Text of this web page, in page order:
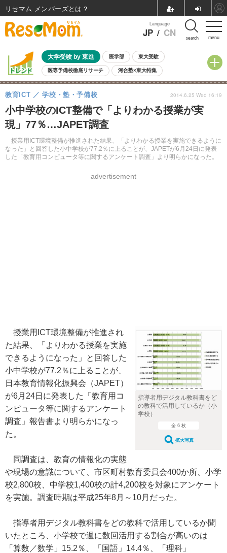
menu
Language
JP / CN search
大学受験 by 東進 医学部 東大受験
医専予備校徹底リサーチ 河合塾×東大特集
親子で考える大学選び 高校受験 中学受験 小学校受験
共通テスト 夏休み 8月開催学校説明会・相談会
8月開催イベント・WS 全国公立高校 過去問 人気記事
自由研究教材（小学生向け） 自由研究教材（中学生向け）
小中学校のICT整備で「よりわかる授業が実
現」77％…JAPET調査
授業用ICT環境整備が推進された結果、「よりわかる授業を実施できるように
なった」と回答した小中学校が77.2％に上ることが、JAPETが6月24日に発表
した「教育用コンピュータ等に関するアンケート調査」より明らかになった。
教育ICT 学校・塾・予備校
advertisement
2014.6.25 Wed 16:19
指導者用デジタル教科書をど
の教科で活用しているか（小
学校）
全 6 枚
拡大写真
授業用ICT環境整備が推進され
た結果、「よりわかる授業を実施
できるようになった」と回答した
小中学校が77.2％に上ることが、
日本教育情報化振興会（JAPET）
が6月24日に発表した「教育用コ
ンピュータ等に関するアンケート
調査」報告書より明らかになっ
た。
同調査は、教育の情報化の実態
や現場の意識について、市区町村教育委員会400か所、小学
校2,800校、中学校1,400校の計4,200校を対象にアンケート
を実施。調査時期は平成25年8月～10月だった。
指導者用デジタル教科書をどの教科で活用しているか聞
いたところ、小学校で週に数回活用する割合が高いのは
「算数／数学」15.2％、「国語」14.4％、「理科」
リセマム メンバーズ